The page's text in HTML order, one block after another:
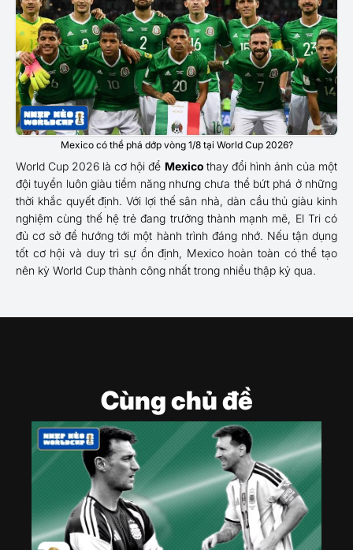
Mexico có thể phá dớp vòng 1/8 tại World Cup 2026?
World Cup 2026 là cơ hội để Mexico thay đổi hình ảnh của một
đội tuyển luôn giàu tiềm năng nhưng chưa thể bứt phá ở những
thời khắc quyết định. Với lợi thế sân nhà, dàn cầu thủ giàu kinh
nghiệm cùng thế hệ trẻ đang trưởng thành mạnh mẽ, El Tri có
đủ cơ sở để hướng tới một hành trình đáng nhớ. Nếu tận dụng
tốt cơ hội và duy trì sự ổn định, Mexico hoàn toàn có thể tạo
nên kỳ World Cup thành công nhất trong nhiều thập kỷ qua.
Cùng chủ đề